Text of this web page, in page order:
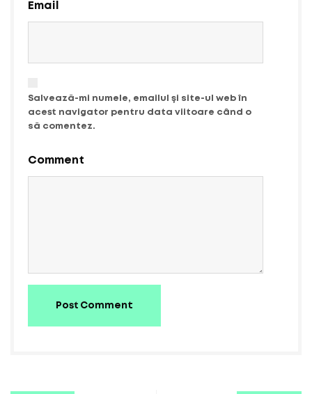
Email
Salvează-mi numele, emailul și site-ul web în
acest navigator pentru data viitoare când o
să comentez.
Comment
Post Comment